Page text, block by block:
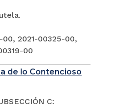
00, 2021-00325-00,
00
de lo Contencioso
C: